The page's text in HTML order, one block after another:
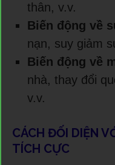
thân, v.v.
Biến động về
nạn, suy giảm
Biến động về
nhà, thay đổi
v.v.
CÁCH ĐỐI DIỆN
TÍCH CỰC